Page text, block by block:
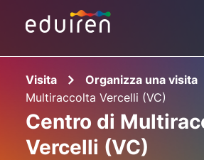
Visita Organizza una visita
Multiraccolta Vercelli (VC)
Centro di
Vercelli (VC)